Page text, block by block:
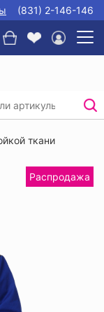
(831) 2-146-146
ткани
Распродажа